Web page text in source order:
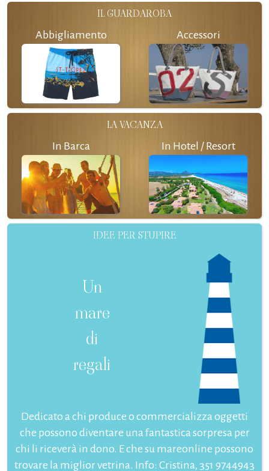
IL GUARDAROBA
Abbigliamento Accessori
LA VACANZA
In Barca In Hotel / Resort
IDEE PER STUPIRE
Un
mare
di
regali
Dedicato a chi produce o commercializza oggetti
che possono diventare una fantastica sorpresa per
chi li riceverà in dono. E che su mareonline possono
trovare la miglior vetrina. Info: Cristina, 351 9744943